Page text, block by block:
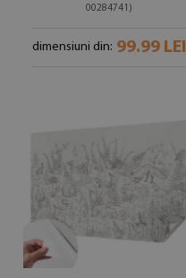
00284741)
dimensiuni din: 99.99 LEI